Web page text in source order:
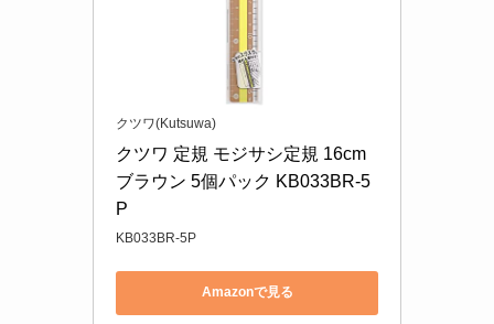
クツワ(Kutsuwa)
クツワ 定規 モジサシ定規 16cm
ブラウン 5個パック KB033BR-5
P
KB033BR-5P
Amazonで見る